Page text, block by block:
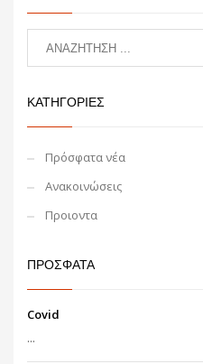
ΚΑΤΗΓΟΡΙΕΣ
Πρόσφατα νέα
Ανακοινώσεις
Προιοντα
ΠΡΟΣΦΑΤΑ
Covid
...